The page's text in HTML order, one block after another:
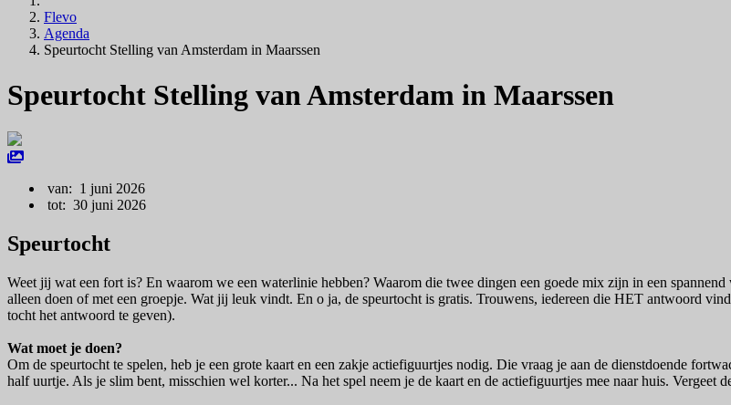
Flevo
Agenda
Speurtocht Stelling van Amsterdam in Maarssen
Speurtocht Stelling van Amsterdam in Maarssen
van: 1 juni 2026
tot: 30 juni 2026
Speurtocht
Weet jij wat een fort is? En waarom we een waterlinie hebben? Waarom die twee dingen een goede mix zijn in een
alleen doen of met een groepje. Wat jij leuk vindt. En o ja, de speurtocht is gratis. Trouwens, iedereen die HET antwoord
tocht het antwoord te geven).
Wat moet je doen?
Om de speurtocht te spelen, heb je een grote kaart en een zakje actiefiguurtjes nodig. Die vraag je aan de dienstdoende
half uurtje. Als je slim bent, misschien wel korter... Na het spel neem je de kaart en de actiefiguurtjes mee naar huis. Vergeet